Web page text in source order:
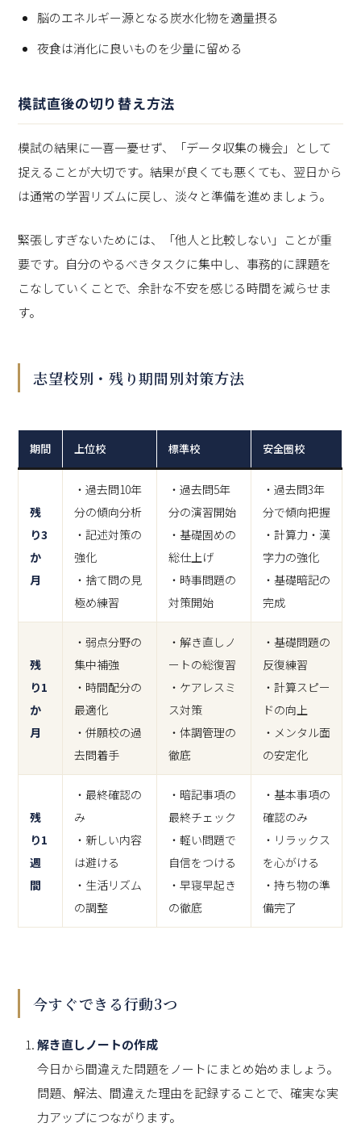
脳のエネルギー源となる炭水化物を適量摂る
夜食は消化に良いものを少量に留める
模試直後の切り替え方法
模試の結果に一喜一憂せず、「データ収集の機会」として
捉えることが大切です。結果が良くても悪くても、翌日から
は通常の学習リズムに戻し、淡々と準備を進めましょう。
緊張しすぎないためには、「他人と比較しない」ことが重
要です。自分のやるべきタスクに集中し、事務的に課題を
こなしていくことで、余計な不安を感じる時間を減らせま
す。
志望校別・残り期間別対策方法
期間 上位校 標準校 安全圏校
残
り3
か
月
・過去問10年
分の傾向分析
・記述対策の
強化
・捨て問の見
極め練習
・過去問5年
分の演習開始
・基礎固めの
総仕上げ
・時事問題の
対策開始
・過去問3年
分で傾向把握
・計算力・漢
字力の強化
・基礎暗記の
完成
残
り1
か
月
・弱点分野の
集中補強
・時間配分の
最適化
・併願校の過
去問着手
・解き直しノ
ートの総復習
・ケアレスミ
ス対策
・体調管理の
徹底
・基礎問題の
反復練習
・計算スピー
ドの向上
・メンタル面
の安定化
残
り1
週
間
・最終確認の
み
・新しい内容
は避ける
・生活リズム
の調整
・暗記事項の
最終チェック
・軽い問題で
自信をつける
・早寝早起き
の徹底
・基本事項の
確認のみ
・リラックス
を心がける
・持ち物の準
備完了
今すぐできる行動3つ
解き直しノートの作成
今日から間違えた問題をノートにまとめ始めましょう。
問題、解法、間違えた理由を記録することで、確実な実
力アップにつながります。